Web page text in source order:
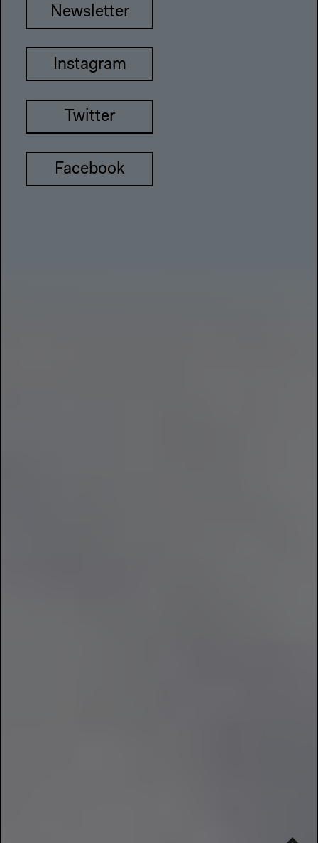
Newsletter
Instagram
Twitter
Facebook